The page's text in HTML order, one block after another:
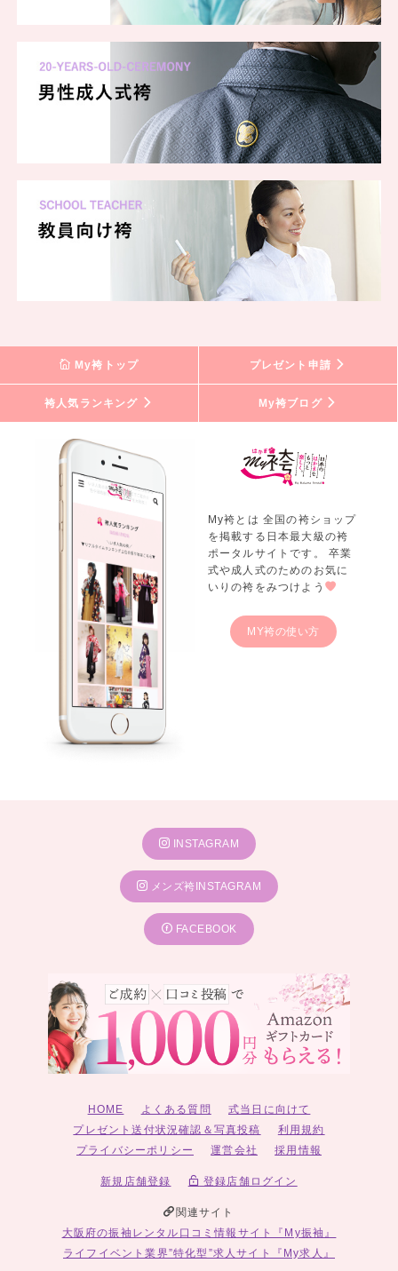
My袴トップ プレゼント申請
袴人気ランキング My袴ブログ
My袴とは 全国の袴ショップ
を掲載する日本最大級の袴
ポータルサイトです。 卒業
式や成人式のためのお気に
いりの袴をみつけよう
MY袴の使い方
INSTAGRAM
メンズ袴INSTAGRAM
FACEBOOK
HOME よくある質問
式当日に向けて
プレゼント送付状況確認＆写真投稿
利用規約
プライバシーポリシー
運営会社 採用情報
新規店舗登録 登録店舗ログイン
関連サイト
大阪府の振袖レンタル口コミ情報サイト『My振袖』
ライフイベント業界”特化型”求人サイト『My求人』